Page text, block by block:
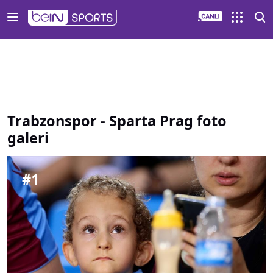
Trabzonspor - Sparta Prag foto
galeri
#1
Trabzonspor Sparta Prag foto galeri | beIN SPORTS